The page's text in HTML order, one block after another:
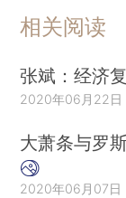
相关阅读
张斌：经济
2020年06月22日
大萧条与罗
2020年06月07日